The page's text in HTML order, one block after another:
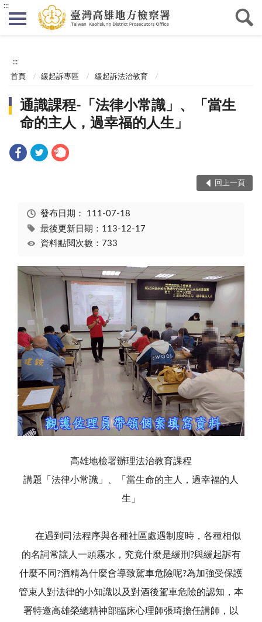
:::
:::
首頁 緩起訴專區 緩起訴法治教育
通識課程-「法律小常識」、「當生
命的主人，過幸福的人生」
回上一頁
發布日期： 111-07-18
最後更新日期：113-12-17
資料點閱次數：733
高雄地檢署辦理法治教育課程
講題「法律小常識」、「當生命的主人，過幸福的人
生」
在遇到司法程序與各種社區處遇制度時，各種相似
的名詞常讓人一頭霧水，究竟什麼是緩刑?與緩起訴有
什麼不同?酒精為什麼會導致駕車危險呢?為加強受保護
管束人對法律的小知識以及對酒後駕車危險的認知，本
署特邀高雄榮總精神部臨床心理師張琦擔任講師，以